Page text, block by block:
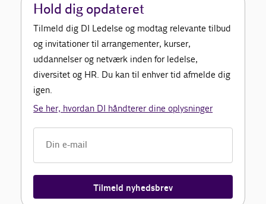
Hold dig opdateret
Tilmeld dig DI Ledelse og modtag relevante tilbud
og invitationer til arrangementer, kurser,
uddannelser og netværk inden for ledelse,
diversitet og HR. Du kan til enhver tid afmelde dig
igen.
Se her, hvordan DI håndterer dine oplysninger
Tilmeld nyhedsbrev